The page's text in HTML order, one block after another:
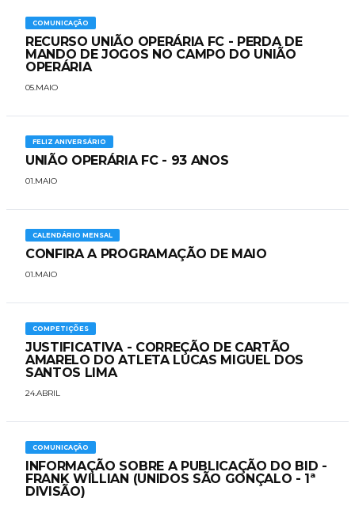
COMUNICAÇÃO
RECURSO UNIÃO OPERÁRIA FC - PERDA DE
MANDO DE JOGOS NO CAMPO DO UNIÃO
OPERÁRIA
05.MAIO
FELIZ ANIVERSÁRIO
UNIÃO OPERÁRIA FC - 93 ANOS
01.MAIO
CALENDÁRIO MENSAL
CONFIRA A PROGRAMAÇÃO DE MAIO
01.MAIO
COMPETIÇÕES
JUSTIFICATIVA - CORREÇÃO DE CARTÃO
AMARELO DO ATLETA LUCAS MIGUEL DOS
SANTOS LIMA
24.ABRIL
COMUNICAÇÃO
INFORMAÇÃO SOBRE A PUBLICAÇÃO DO BID -
FRANK WILLIAN (UNIDOS SÃO GONÇALO - 1ª
DIVISÃO)